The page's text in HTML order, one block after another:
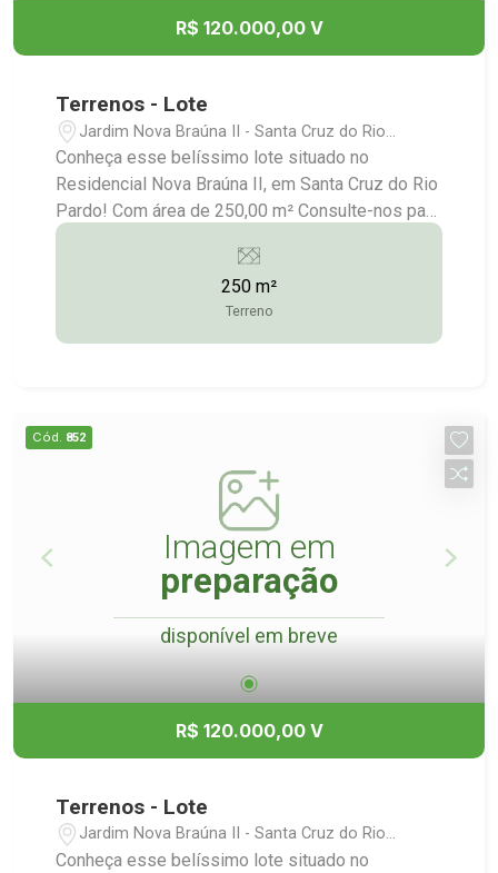
R$ 120.000,00 V
Terrenos - Lote
Jardim Nova Braúna II - Santa Cruz do Rio
Pardo/SP
Conheça esse belíssimo lote situado no
Residencial Nova Braúna II, em Santa Cruz do Rio
Pardo! Com área de 250,00 m² Consulte-nos para
maiores informações: (14) 3372-2528 / (14)
250 m²
Terreno
Cód. 852
Imagem em
preparação
disponível em breve
R$ 120.000,00 V
Terrenos - Lote
Jardim Nova Braúna II - Santa Cruz do Rio
Pardo/SP
Conheça esse belíssimo lote situado no